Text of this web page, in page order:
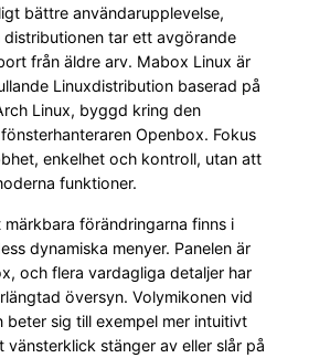
bättre användarupplevelse,
tar ett avgörande
från äldre arv. Mabox Linux är
Linuxdistribution baserad på
Linux, byggd kring den
Openbox. Fokus
enkelhet och kontroll, utan att
funktioner.
märkbara förändringarna finns i
dynamiska menyer. Panelen är
och flera vardagliga detaljer har
översyn. Volymikonen vid
beter sig till exempel mer intuitivt
vänsterklick stänger av eller slår på